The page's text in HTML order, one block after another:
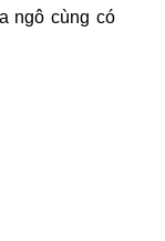
ngô cùng có